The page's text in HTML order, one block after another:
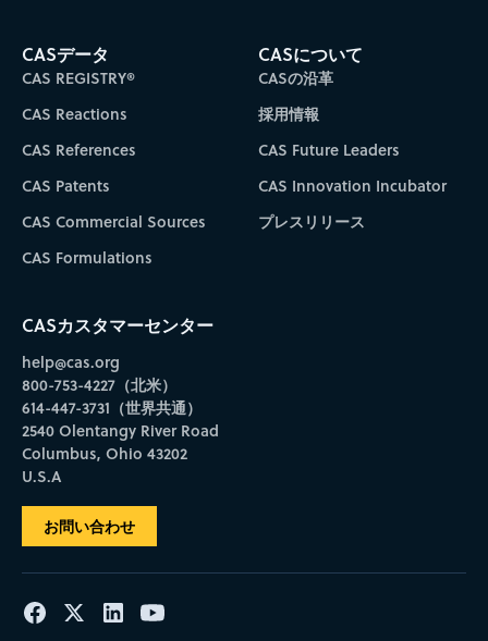
CASデータ
CAS REGISTRY®
CAS Reactions
CAS References
CAS Patents
CAS Commercial Sources
CAS Formulations
CASについて
CASの沿革
採用情報
CAS Future Leaders
CAS Innovation Incubator
プレスリリース
CASカスタマーセンター
help@cas.org
800-753-4227（北米）
614-447-3731（世界共通）
2540 Olentangy River Road
Columbus, Ohio 43202
U.S.A
お問い合わせ